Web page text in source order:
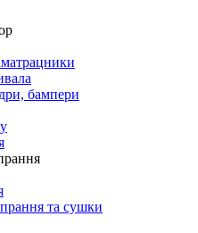
бампери
та сушки